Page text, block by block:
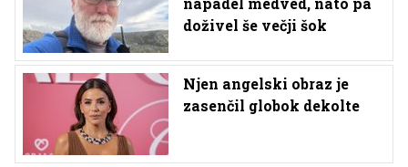
doživel še večji šok
Njen angelski obraz je
zasenčil globok dekolte